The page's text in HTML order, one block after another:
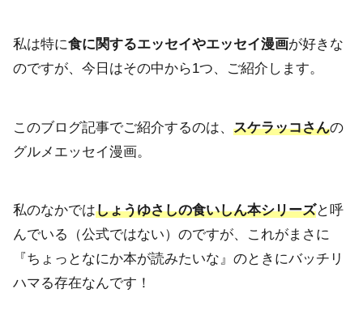
私は特に食に関するエッセイやエッセイ漫画が好きな
のですが、今日はその中から1つ、ご紹介します。
このブログ記事でご紹介するのは、 スケラッコさんの
グルメエッセイ漫画。
私のなかではしょうゆさしの食いしん本シリーズと呼
んでいる（公式ではない）のですが、これがまさに
『ちょっとなにか本が読みたいな』のときにバッチリ
ハマる存在なんです！